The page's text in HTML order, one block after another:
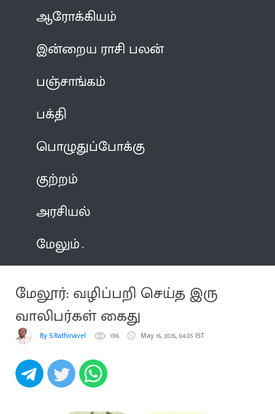
ஆரோக்கியம்
இன்றைய ராசி பலன்
பஞ்சாங்கம்
பக்தி
பொழுதுப்போக்கு
குற்றம்
அரசியல்
மேலும்
மேலூர்: வழிப்பறி செய்த இரு
வாலிபர்கள் கைது
By S.Rathinavel 1316 May 16, 2026, 04:05 IST